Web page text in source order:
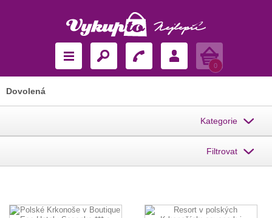
Košík
0
Dovolená
Kategorie
Filtrovat